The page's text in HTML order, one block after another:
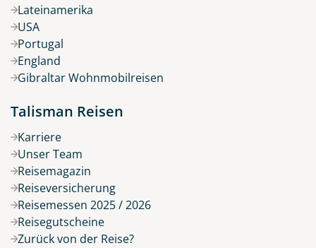
Lateinamerika
USA
Portugal
England
Gibraltar Wohnmobilreisen
Talisman Reisen
Karriere
Unser Team
Reisemagazin
Reiseversicherung
Reisemessen 2025 / 2026
Reisegutscheine
Zurück von der Reise?